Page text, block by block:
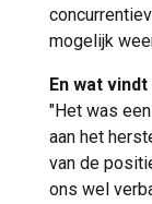
mogelijk
En wat
"Het was
aan het
van de
ons wel